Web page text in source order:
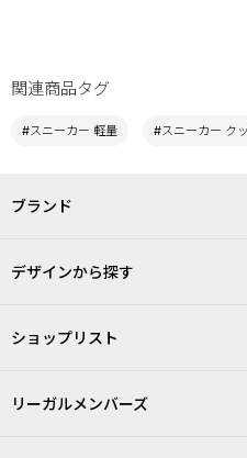
関連商品タグ
#スニーカー 軽量 #スニーカー ク
ブランド
デザインから探す
ショップリスト
リーガルメンバーズ